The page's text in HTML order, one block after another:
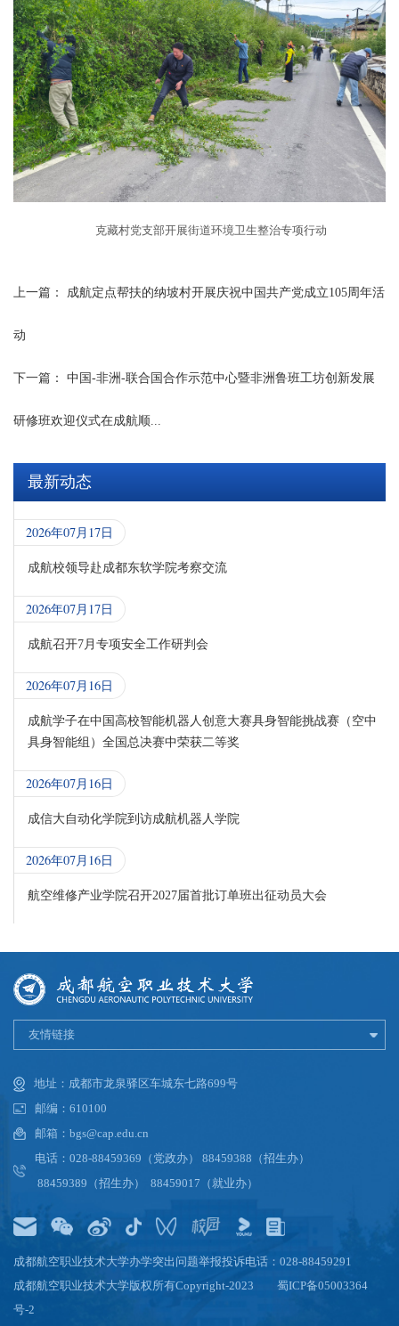
克藏村党支部开展街道环境卫生整治专项行动
上一篇： 成航定点帮扶的纳坡村开展庆祝中国共产党成立105周年活
动
下一篇： 中国-非洲-联合国合作示范中心暨非洲鲁班工坊创新发展
研修班欢迎仪式在成航顺...
最新动态
2026年07月17日
成航校领导赴成都东软学院考察交流
2026年07月17日
成航召开7月专项安全工作研判会
2026年07月16日
成航学子在中国高校智能机器人创意大赛具身智能挑战赛（空中
具身智能组）全国总决赛中荣获二等奖
2026年07月16日
成信大自动化学院到访成航机器人学院
2026年07月16日
航空维修产业学院召开2027届首批订单班出征动员大会
友情链接
地址：成都市龙泉驿区车城东七路699号
邮编：610100
邮箱：bgs@cap.edu.cn
电话：028-88459369（党政办） 88459388（招生办）
88459389（招生办） 88459017（就业办）
成都航空职业技术大学办学突出问题举报投诉电话：028-88459291
成都航空职业技术大学版权所有Copyright-2023 蜀ICP备05003364
号-2